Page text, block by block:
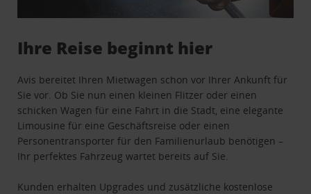
Ihre Reise beginnt hier
Avis bereitet Ihren Mietwagen schon vor Ihrer Ankunft für
Sie vor. Ob Sie nun einen kleinen Flitzer oder einen
schicken Wagen für eine Fahrt in die Stadt, eine elegante
Limousine für eine Geschäftsreise oder einen
Personentransporter für den Familienurlaub benötigen –
Ihr perfektes Fahrzeug wartet bereits auf Sie.
Kunden erhalten Upgrades und zusätzliche kostenlose